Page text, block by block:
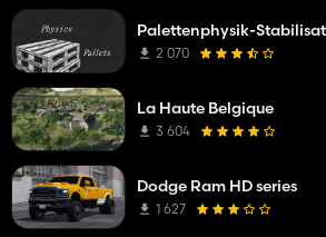
Palettenphysik-
2 070
La Haute Belgique
3 604
Dodge Ram HD series
1 627